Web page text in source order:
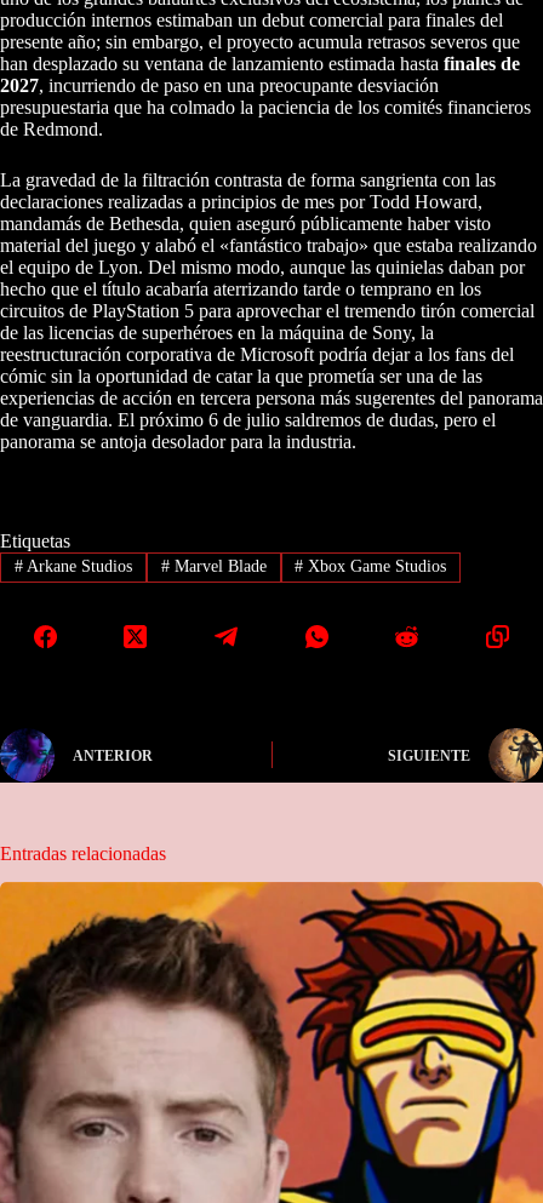
producción internos estimaban un debut comercial para finales del
presente año; sin embargo, el proyecto acumula retrasos severos que
han desplazado su ventana de lanzamiento estimada hasta finales de
2027, incurriendo de paso en una preocupante desviación
presupuestaria que ha colmado la paciencia de los comités financieros
de Redmond.
La gravedad de la filtración contrasta de forma sangrienta con las
declaraciones realizadas a principios de mes por Todd Howard,
mandamás de Bethesda, quien aseguró públicamente haber visto
material del juego y alabó el «fantástico trabajo» que estaba realizando
el equipo de Lyon. Del mismo modo, aunque las quinielas daban por
hecho que el título acabaría aterrizando tarde o temprano en los
circuitos de PlayStation 5 para aprovechar el tremendo tirón comercial
de las licencias de superhéroes en la máquina de Sony, la
reestructuración corporativa de Microsoft podría dejar a los fans del
cómic sin la oportunidad de catar la que prometía ser una de las
experiencias de acción en tercera persona más sugerentes del panorama
de vanguardia. El próximo 6 de julio saldremos de dudas, pero el
panorama se antoja desolador para la industria.
Etiquetas
#Arkane Studios #Marvel Blade # Xbox Game Studios
ANTERIOR SIGUIENTE
Entradas relacionadas